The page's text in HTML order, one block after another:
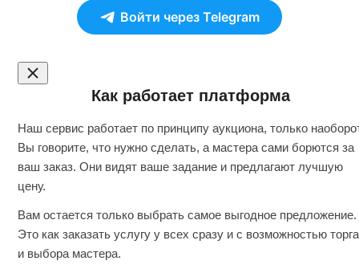
Войти через Telegram
Как работает платформа
Наш сервис работает по принципу аукциона, только
Вы говорите, что нужно сделать, а мастера сами борются за
ваш заказ. Они видят ваше задание и предлагают лучшую
цену.
Вам остается только выбрать самое выгодное предложение.
Это как заказать услугу у всех сразу и с возможностью торга
и выбора мастера.